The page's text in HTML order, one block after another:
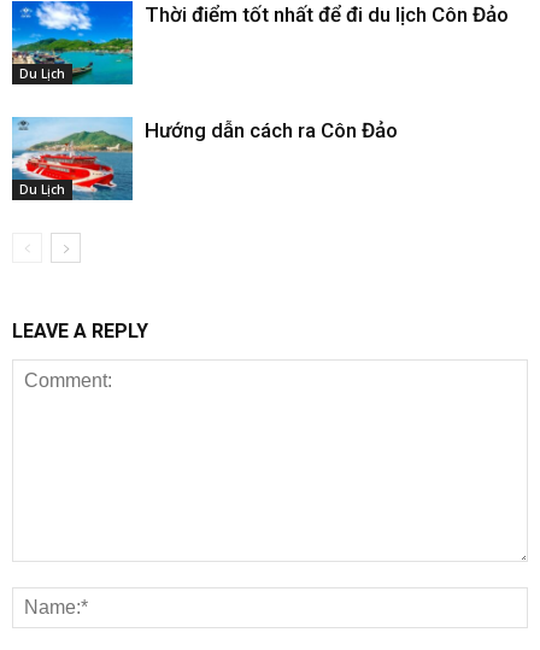
Du Lịch
Thời điểm tốt nhất để đi du lịch Côn Đảo
Du Lịch
Hướng dẫn cách ra Côn Đảo
LEAVE A REPLY